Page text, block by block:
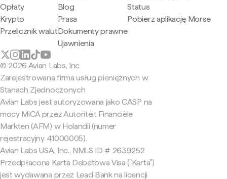
Opłaty
Krypto
Przelicznik walut
Blog
Prasa
Dokumenty prawne
Ujawnienia
Status
Pobierz aplikację Morse
© 2026 Avian Labs, Inc
Zarejestrowana firma usług pieniężnych w
Stanach Zjednoczonych
Avian Labs jest autoryzowana jako CASP na
mocy MiCA przez Autoriteit Financiële
Markten (AFM) w Holandii (numer
rejestracyjny 41000005).
Avian Labs USA, Inc., NMLS ID # 2639252
Przedpłacona Karta Debetowa Visa ("Karta")
jest wydawana przez Lead Bank na licencji